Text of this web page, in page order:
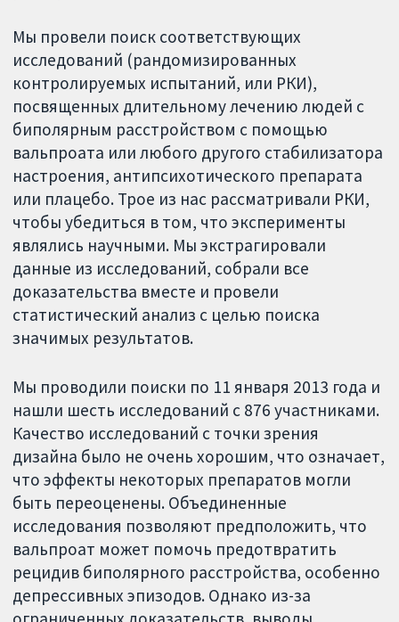
Мы провели поиск соответствующих
исследований (рандомизированных
контролируемых испытаний, или РКИ),
посвященных длительному лечению людей с
биполярным расстройством с помощью
вальпроата или любого другого стабилизатора
настроения, антипсихотического препарата
или плацебо. Трое из нас рассматривали РКИ,
чтобы убедиться в том, что эксперименты
являлись научными. Мы экстрагировали
данные из исследований, собрали все
доказательства вместе и провели
статистический анализ с целью поиска
значимых результатов.
Мы проводили поиски по 11 января 2013 года и
нашли шесть исследований с 876 участниками.
Качество исследований с точки зрения
дизайна было не очень хорошим, что означает,
что эффекты некоторых препаратов могли
быть переоценены. Объединенные
исследования позволяют предположить, что
вальпроат может помочь предотвратить
рецидив биполярного расстройства, особенно
депрессивных эпизодов. Однако из-за